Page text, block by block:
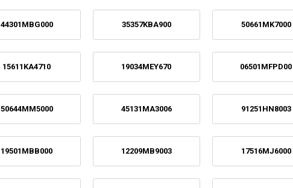
44301MBG000 35357KBA900 50661MK7000
15611KA4710 19034MEY670 06501MFPD00
50644MM5000 45131MA3006 91251HN8003
19501MBB000 12209MB9003 17516MJ6000